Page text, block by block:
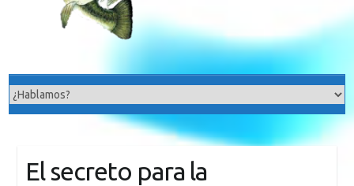
El secreto para la